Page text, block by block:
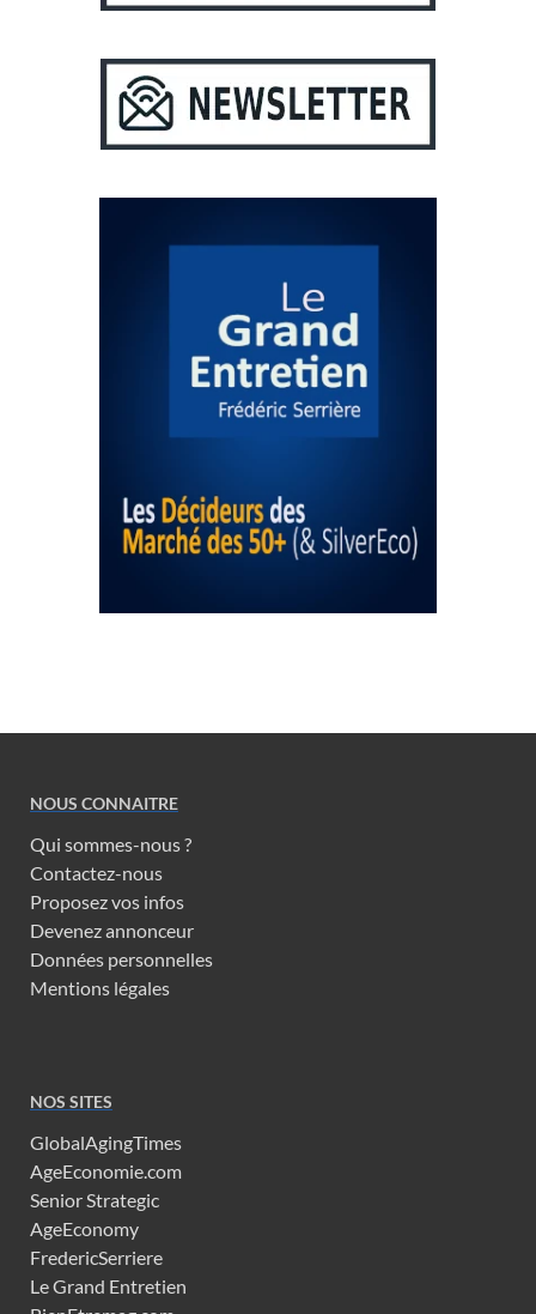
NOUS CONNAITRE
Qui sommes-nous ?
Contactez-nous
Proposez vos infos
Devenez annonceur
Données personnelles
Mentions légales
NOS SITES
GlobalAgingTimes
AgeEconomie.com
Senior Strategic
AgeEconomy
FredericSerriere
Le Grand Entretien